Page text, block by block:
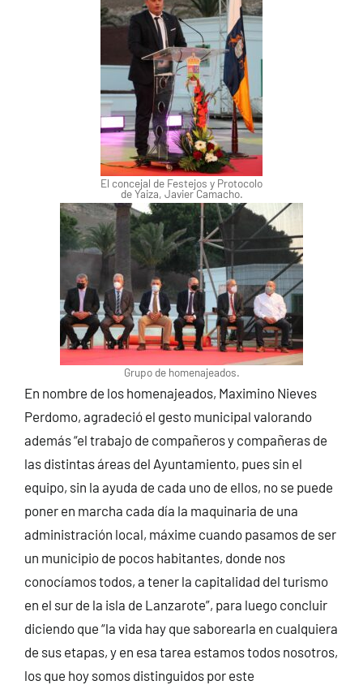
El concejal de Festejos y Protocolo
de Yaiza, Javier Camacho.
Grupo de homenajeados.
En nombre de los homenajeados, Maximino Nieves
Perdomo, agradeció el gesto municipal valorando
además “el trabajo de compañeros y compañeras de
las distintas áreas del Ayuntamiento, pues sin el
equipo, sin la ayuda de cada uno de ellos, no se puede
poner en marcha cada día la maquinaria de una
administración local, máxime cuando pasamos de ser
un municipio de pocos habitantes, donde nos
conocíamos todos, a tener la capitalidad del turismo
en el sur de la isla de Lanzarote”, para luego concluir
diciendo que “la vida hay que saborearla en cualquiera
de sus etapas, y en esa tarea estamos todos nosotros,
los que hoy somos distinguidos por este